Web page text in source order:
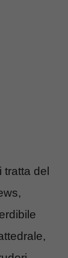
tratta del